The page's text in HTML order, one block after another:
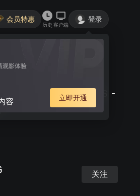
会员特惠
历史 客户端
登录
观影体验
容 立即开通
the uterus -
关注